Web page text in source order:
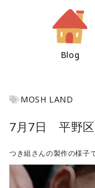
Blog
MOSH LAND
7月7日 平野
つき組さんの製作の様